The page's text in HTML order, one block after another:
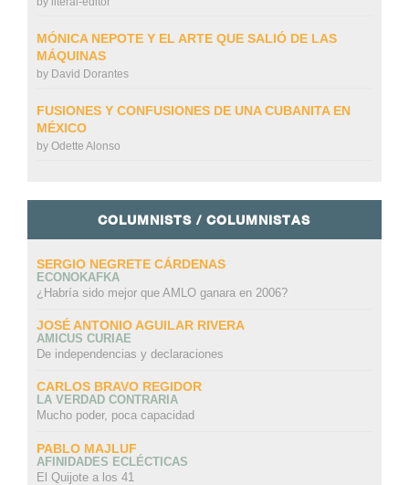
MÓNICA NEPOTE Y EL ARTE QUE SALIÓ DE LAS
MÁQUINAS
by David Dorantes
FUSIONES Y CONFUSIONES DE UNA CUBANITA EN
MÉXICO
by Odette Alonso
COLUMNISTS / COLUMNISTAS
SERGIO NEGRETE CÁRDENAS
ECONOKAFKA
¿Habría sido mejor que AMLO ganara en 2006?
JOSÉ ANTONIO AGUILAR RIVERA
AMICUS CURIAE
De independencias y declaraciones
CARLOS BRAVO REGIDOR
LA VERDAD CONTRARIA
Mucho poder, poca capacidad
PABLO MAJLUF
AFINIDADES ECLÉCTICAS
El Quijote a los 41